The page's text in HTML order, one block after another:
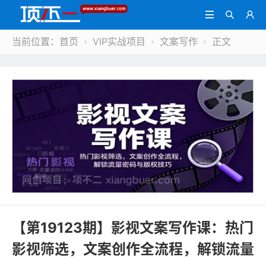



当前位置： 首页  VIP实战项目  文案写作  正文
【第19123期】影视文案写作课：热门
影视筛选，文案创作全流程，解锁流量